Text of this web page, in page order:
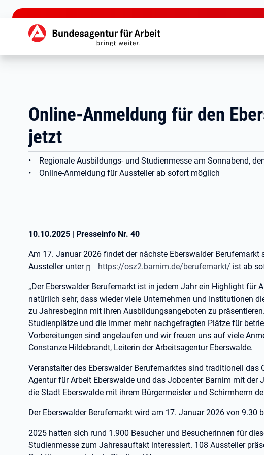
zu den Hauptinhalten springen
Hauptnavigation
Online-Anmeldung für den
jetzt
• Regionale Ausbildungs- und Studienmesse am Sonnabend,
• Online-Anmeldung für Aussteller ab sofort möglich
10.10.2025 | Presseinfo Nr. 40
Am 17. Januar 2026 findet der nächste Eberswalder Berufemarkt
Aussteller unter
https://osz2.barnim.de/berufemarkt/ ist ab
„Der Eberswalder Berufemarkt ist in jedem Jahr ein Highlight für
natürlich sehr, dass wieder viele Unternehmen und Institutionen
zu Jahresbeginn mit ihren Ausbildungsangeboten zu
Studienplätze und die immer mehr nachgefragten Plätze für
Vorbereitungen sind angelaufen und wir freuen uns auf viele
Constanze Hildebrandt, Leiterin der Arbeitsagentur Eberswalde.
Veranstalter des Eberswalder Berufemarktes sind traditionell das
Agentur für Arbeit Eberswalde und das Jobcenter Barnim mit der
die Stadt Eberswalde mit ihrem Bürgermeister und Schirmherrn
Der Eberswalder Berufemarkt wird am 17. Januar 2026 von 9.30
2025 hatten sich rund 1.900 Besucher und Besucherinnen für
Studienmesse zum Jahresauftakt interessiert. 108 Aussteller